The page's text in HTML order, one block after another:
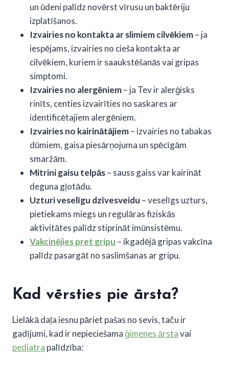
un ūdeni palīdz novērst vīrusu un baktēriju
izplatīšanos.
Izvairies no kontakta ar slimiem cilvēkiem– ja
iespējams, izvairies no cieša kontakta ar
cilvēkiem, kuriem ir saaukstēšanās vai gripas
simptomi.
Izvairies no alergēniem– ja Tev ir alerģisks
rinīts, centies izvairīties no saskares ar
identificētajiem alergēniem.
Izvairies no kairinātājiem– izvairies no tabakas
dūmiem, gaisa piesārņojuma un spēcīgām
smaržām.
Mitrini gaisu telpās– sauss gaiss var kairināt
deguna gļotādu.
Uzturi veselīgu dzīvesveidu – veselīgs uzturs,
pietiekams miegs un regulāras fiziskās
aktivitātes palīdz stiprināt imūnsistēmu.
Vakcinējies pret gripu – ikgadējā gripas vakcīna
palīdz pasargāt no saslimšanas ar gripu.
Kad vērsties pie ārsta?
Lielākā daļa iesnu pāriet pašas no sevis, taču ir
gadījumi, kad ir nepieciešamaģimenes ārstavai
pediatra palīdzība: